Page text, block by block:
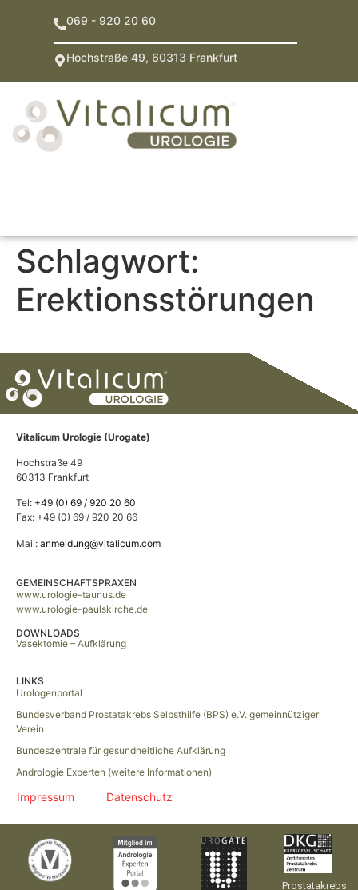
069 - 920 20 60
Hochstraße 49, 60313 Frankfurt
Schlagwort:
Erektionsstörungen
Vitalicum Urologie (Urogate)
Hochstraße 49
60313 Frankfurt
Tel: +49 (0) 69 / 920 20 60
Fax: +49 (0) 69 / 920 20 66
Mail: anmeldung@vitalicum.com
GEMEINSCHAFTSPRAXEN
www.urologie-taunus.de
www.urologie-paulskirche.de
DOWNLOADS
Vasektomie – Aufklärung
LINKS
Urologenportal
Bundesverband Prostatakrebs Selbsthilfe (BPS) e.V. gemeinnütziger
Verein
Bundeszentrale für gesundheitliche Aufklärung
Andrologie Experten (weitere Informationen)
Impressum Datenschutz
Prostatakrebs